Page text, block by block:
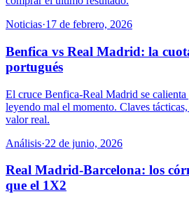
Noticias·17 de febrero, 2026
Benfica vs Real Madrid: la
portugués
El cruce Benfica-Real Madrid se calienta
leyendo mal el momento. Claves
valor real.
Análisis·22 de junio, 2026
Real Madrid-Barcelona: los
que el 1X2